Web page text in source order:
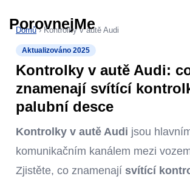
PorovnejMe
Domů› Kontrolky v autě Audi
Aktualizováno 2025
Kontrolky v autě Audi:
znamenají svítící
palubní desce
Kontrolky v autě Audi jsou
komunikačním kanálem mezi
Zjistěte, co znamenají svítící